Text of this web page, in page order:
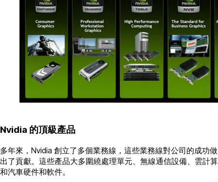
Nvidia 的頂級產品
多年來，Nvidia 創立了多個業務線，這些業務線對公司的成功做
出了貢獻。這些產品大多圍繞處理單元、無線通信設備、雲計算
和汽車硬件和軟件。